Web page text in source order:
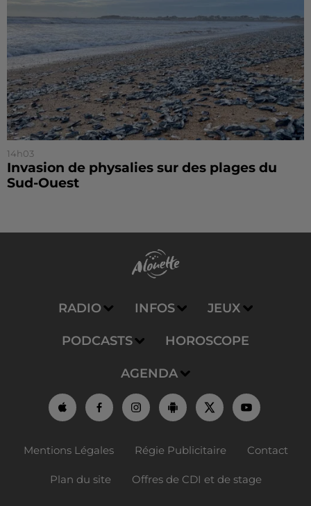
14h03
Invasion de physalies sur des plages du
Sud-Ouest
RADIO INFOS JEUX
PODCASTS HOROSCOPE
AGENDA
Mentions Légales Régie Publicitaire Contact
Plan du site Offres de CDI et de stage